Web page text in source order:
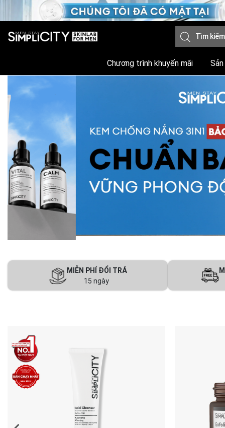
Chương trình khuyến mãi
MIỄN PHÍ ĐỔI TRẢ
15 ngày